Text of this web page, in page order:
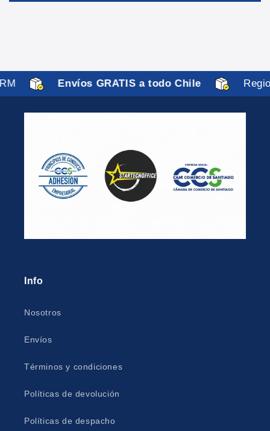
Envíos GRATIS a todo Chile
Info
Nosotros
Envíos
Términos y condiciones
Políticas de devolución
Políticas de despacho